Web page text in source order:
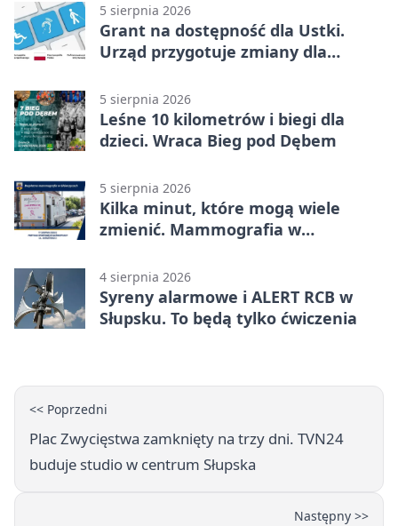
5 sierpnia 2026
Grant na dostępność dla Ustki.
Urząd przygotuje zmiany dla
5 sierpnia 2026
Leśne 10 kilometrów i biegi dla
dzieci. Wraca Bieg pod Dębem
5 sierpnia 2026
Kilka minut, które mogą wiele
zmienić. Mammografia w
4 sierpnia 2026
Syreny alarmowe i ALERT RCB w
Słupsku. To będą tylko ćwiczenia
<< Poprzedni
Plac Zwycięstwa zamknięty na trzy dni. TVN24
buduje studio w centrum Słupska
Następny >>